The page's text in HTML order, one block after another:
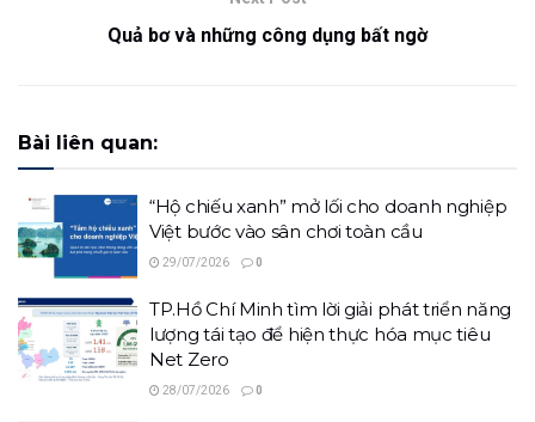
Quả bơ và những công dụng bất ngờ
Bài liên quan:
“Hộ chiếu xanh” mở lối cho doanh nghiệp
Việt bước vào sân chơi toàn cầu
29/07/2026 0
TP.Hồ Chí Minh tìm lời giải phát triển năng
lượng tái tạo để hiện thực hóa mục tiêu
Net Zero
28/07/2026 0